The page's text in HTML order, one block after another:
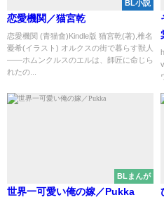
BL小説
恋愛機関／猫宮乾
恋愛機関 (青猫會)Kindle版 猫宮乾(著),椎名
憂希(イラスト) オルクスの街で暮らす獣人
――ホムンクルスのエルは、師匠に命じら
れたの...
BLまんが
世界一可愛い俺の嫁／Pukka